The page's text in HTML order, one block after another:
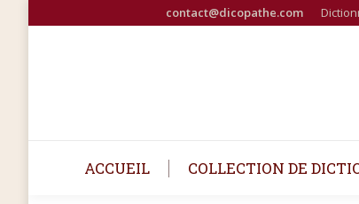
contact@dicopathe.com
ACCUEIL COLLECTION DE